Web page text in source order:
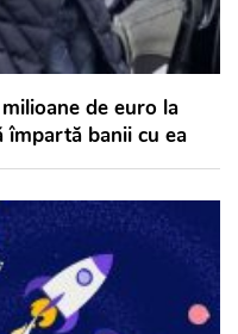
de euro la
împartă banii cu ea